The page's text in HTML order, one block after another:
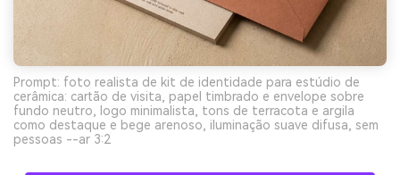
Prompt: foto realista de kit de identidade para estúdio de
cerâmica: cartão de visita, papel timbrado e envelope sobre
fundo neutro, logo minimalista, tons de terracota e argila
como destaque e bege arenoso, iluminação suave difusa, sem
pessoas --ar 3:2